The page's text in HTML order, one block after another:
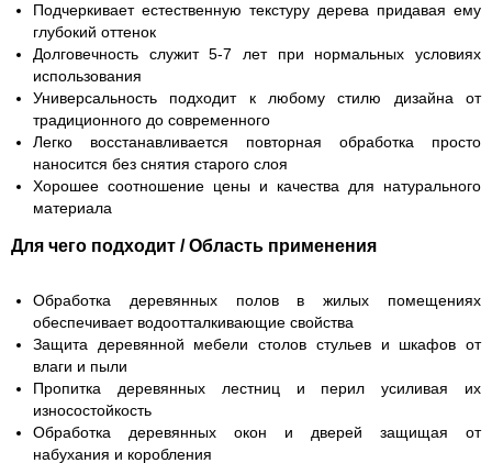
Подчеркивает естественную текстуру дерева придавая ему
глубокий оттенок
Долговечность служит 5-7 лет при нормальных условиях
использования
Универсальность подходит к любому стилю дизайна от
традиционного до современного
Легко восстанавливается повторная обработка просто
наносится без снятия старого слоя
Хорошее соотношение цены и качества для натурального
материала
Для чего подходит / Область применения
Обработка деревянных полов в жилых помещениях
обеспечивает водоотталкивающие свойства
Защита деревянной мебели столов стульев и шкафов от
влаги и пыли
Пропитка деревянных лестниц и перил усиливая их
износостойкость
Обработка деревянных окон и дверей защищая от
набухания и коробления